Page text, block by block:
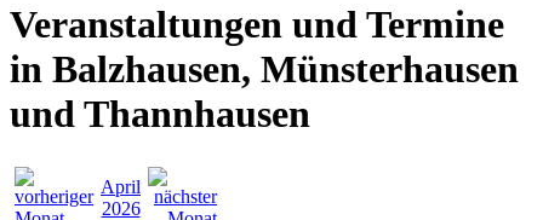
Veranstaltungen und Termine
in Balzhausen, Münsterhausen
und Thannhausen
April
2026